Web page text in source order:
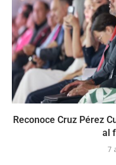
Reconoce Cruz Pérez
al
7